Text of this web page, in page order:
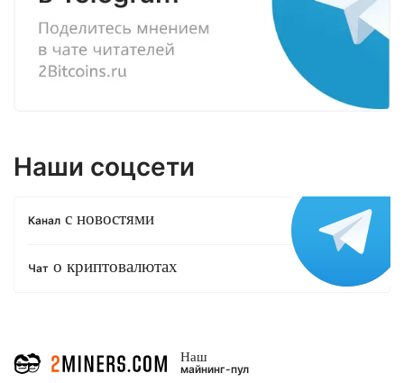
Наши соцсети
Канал с новостями
Чат о криптовалютах
Наш
майнинг-пул